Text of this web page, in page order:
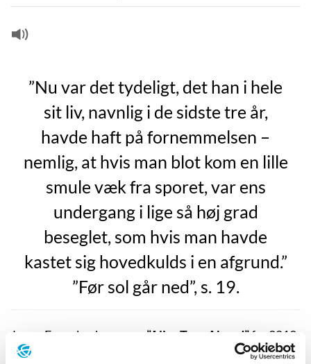
”Nu var det tydeligt, det han i hele
sit liv, navnlig i de sidste tre år,
havde haft på fornemmelsen –
nemlig, at hvis man blot kom en lille
smule væk fra sporet, var ens
undergang i lige så høj grad
beseglet, som hvis man havde
kastet sig hovedkulds i en afgrund.”
”Før sol går ned”, s. 19.
Jenny Erpenbecks roman ”Aller Tage Abend” fra 2012
(”Før sol går ned”, 2018) handler om de små ting, der